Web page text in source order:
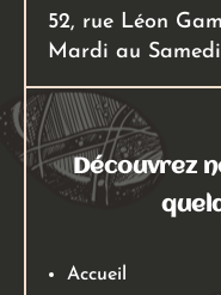
52, rue Léon
Mardi au Samedi
Découvrez
Accueil